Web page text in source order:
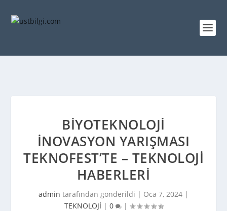
BIYOTEKNOLOJI
İNOVASYON YARIŞMASI
TEKNOFEST’TE – TEKNOLOJI
HABERLERI
admin tarafından gönderildi | Oca 7, 2024 |
TEKNOLOJİ | 0 |